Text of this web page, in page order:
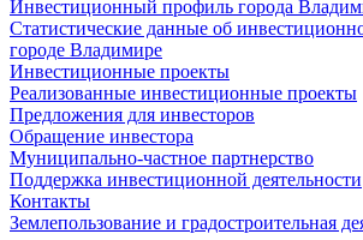
Инвестиционный профиль города
Статистические данные об
городе Владимире
Инвестиционные проекты
Реализованные инвестиционные проекты
Предложения для инвесторов
Обращение инвестора
Муниципально-частное партнерство
Поддержка инвестиционной деятельности
Контакты
Землепользование и градостроительная